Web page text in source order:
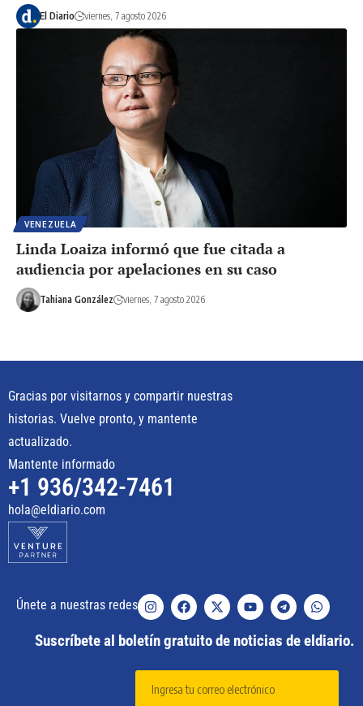
El Diario viernes, 7 agosto 2026
VENEZUELA
Linda Loaiza informó que fue citada a
audiencia por apelaciones en su caso
Tahiana González viernes, 7 agosto 2026
Gracias por visitarnos y compartir nuestras
historias. Vuelve pronto, y mantente
actualizado.
Mantente informado
+1 936/342-7461
hola@eldiario.com
Únete a nuestras redes
Suscríbete al boletín gratuito de noticias de eldiario.